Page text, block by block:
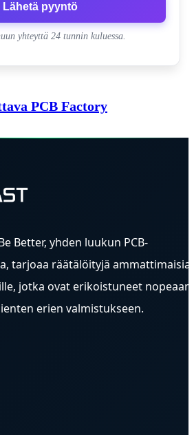
Lähetä pyyntö
yhteyttä 24 tunnin kuluessa.
PCB Factory
Better, yhden luukun PCB-
tarjoaa räätälöityjä ammattimaisia
jotka ovat erikoistuneet nopeaan
erien valmistukseen.